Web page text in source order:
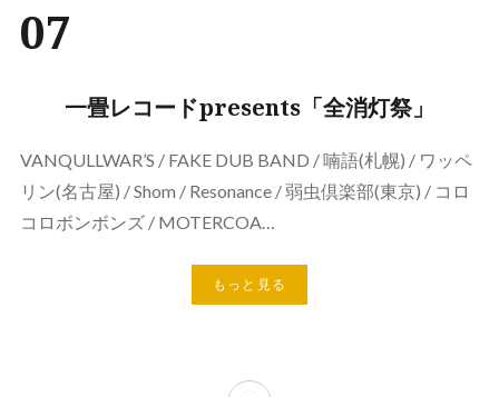
07
一畳レコードpresents「全消灯祭」
VANQULLWAR’S / FAKE DUB BAND / 喃語(札幌) / ワッペ
リン(名古屋) / Shom / Resonance / 弱虫倶楽部(東京) / コロ
コロボンボンズ / MOTERCOA…
もっと見る